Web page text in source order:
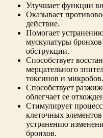
Улучшает функции
Оказывает
действие.
Помогает
мускулатуры
обструкции.
Способствует
мерцательного
токсинов и микробов.
Способствует
облегчает ее
Стимулирует
клеточных элементов
устранению
бронхов.